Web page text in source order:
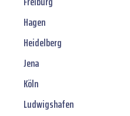
Hagen
Heidelberg
Jena
Köln
Ludwigshafen